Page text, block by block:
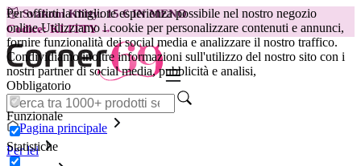
Per offrirti la migliore esperienza possibile nel nostro negozio
online.Utilizziamo i cookie per personalizzare contenuti e annunci,
fornire funzionalità dei social media e analizzare il nostro traffico.
Condividiamo inoltre informazioni sull'utilizzo del nostro sito con i
nostri partner di social media, pubblicità e analisi,
Obbligatorio
Funzionale
Statistiche
😽Svakom Klitty: 15 € IN MENO
Codice: KLITTY →
Pagina principale
Per lei